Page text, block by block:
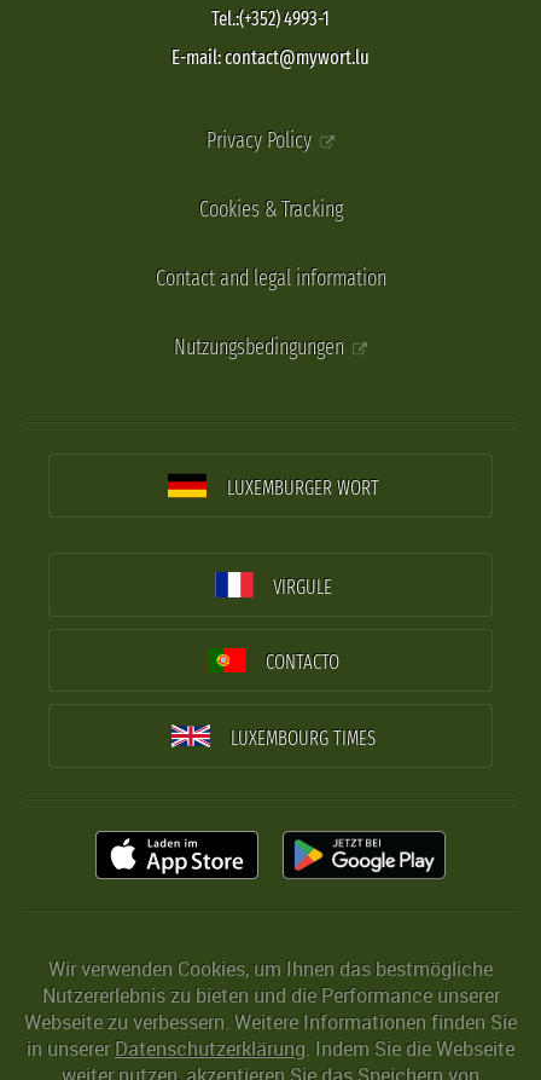
Tel.:(+352) 4993-1
E-mail: contact@mywort.lu
Privacy Policy
Cookies & Tracking
Contact and legal information
Nutzungsbedingungen
LUXEMBURGER WORT
VIRGULE
CONTACTO
LUXEMBOURG TIMES
Wir verwenden Cookies, um Ihnen das bestmögliche
Nutzererlebnis zu bieten und die Performance unserer
Webseite zu verbessern. Weitere Informationen finden Sie
in unserer Datenschutzerklärung. Indem Sie die Webseite